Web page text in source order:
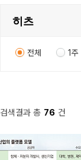
전체 1주
검색결과 총 76 건